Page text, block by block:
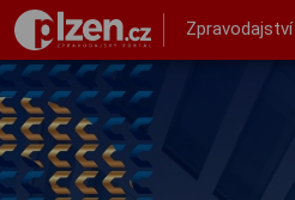
Zpravodajství